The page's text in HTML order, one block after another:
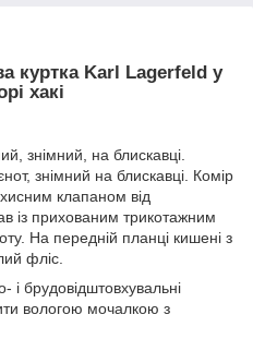
куртка Karl Lagerfeld у
хакі
куртка -
знімний, на блискавці.
знімний на блискавці. Комір
клапаном від
із прихованим трикотажним
На передній планці кишені з
фліс.
брудовідштовхувальні
вологою мочалкою з